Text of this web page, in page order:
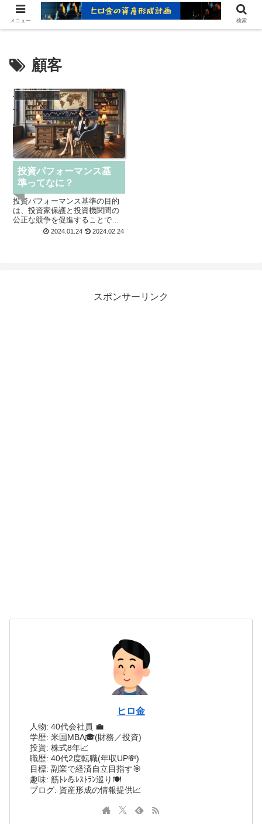
ヒロ金の資産形成レシピ：賢いお金の増やし方
顧客
知っ得投資用語
投資パフォーマンス基
準ってなに？
投資パフォーマンス基準の目的
は、投資家保護と投資機関間の
公正な競争を促進することで
す。投資家保護は、投資機関が
通の基準に基づくデータの提示
2024.01.24 2024.02.24
スポンサーリンク
ヒロ金
人物: 40代会社員 💼
学歴: 米国MBA🎓(財務／投資)
投資: 株式8年📈
職歴: 40代2度転職(年収UP💸)
目標: 副業で経済自立目指す🎯
趣味: 筋ﾄﾚ💪ﾚｽﾄﾗﾝ巡り🍽️
ブログ: 資産形成の情報提供📈
メニュー 検索